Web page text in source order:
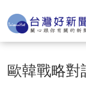
歐韓戰略對